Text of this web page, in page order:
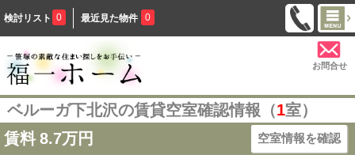
検討リスト 0 最近見た物件 0
お問合せ
ベルーガ下北沢の賃貸空室確認情報（1室）
賃料 8.7万円 空室情報を確認